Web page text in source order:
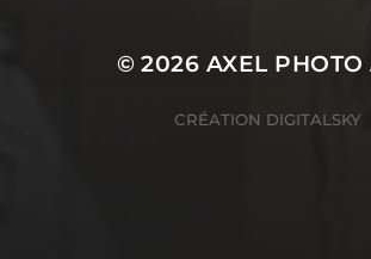
© 2026 AXEL PHOTO
CRÉATION DIGITALSKY